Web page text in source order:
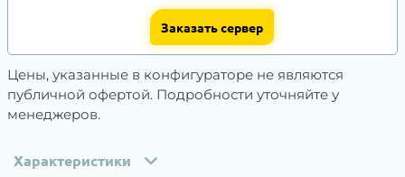
Заказать сервер
Цены, указанные в конфигураторе не являются
публичной офертой. Подробности уточняйте у
менеджеров.
Характеристики